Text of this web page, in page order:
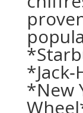
*New